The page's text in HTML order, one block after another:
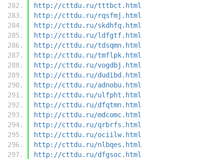
http://cttdu.ru/tttbct.html
http://cttdu.ru/rqsfmj.html
http://cttdu.ru/skdhfq.html
http://cttdu.ru/ldfgtf.html
http://cttdu.ru/tdsqmn.html
http://cttdu.ru/tmflpk.html
http://cttdu.ru/vogdbj.html
http://cttdu.ru/dudibd.html
http://cttdu.ru/adnobu.html
http://cttdu.ru/ulfpht.html
http://cttdu.ru/dfqtmn.html
http://cttdu.ru/mdcomc.html
http://cttdu.ru/qrbrfs.html
http://cttdu.ru/ociilw.html
http://cttdu.ru/nlbqes.html
http://cttdu.ru/dfgsoc.html